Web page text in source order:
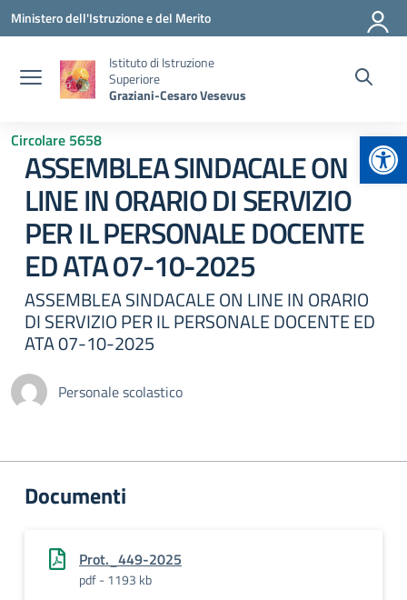
Vai ai contenuti
Vai al menu di navigazione
Vai al footer
Ministero dell'Istruzione e del Merito
Istituto di Istruzione
Superiore
Graziani-Cesaro Vesevus
Circolare 5658
ASSEMBLEA SINDACALE ON
LINE IN ORARIO DI SERVIZIO
PER IL PERSONALE DOCENTE
ED ATA 07-10-2025
ASSEMBLEA SINDACALE ON LINE IN ORARIO
DI SERVIZIO PER IL PERSONALE DOCENTE ED
ATA 07-10-2025
Personale scolastico
Documenti
Prot._449-2025
pdf - 1193 kb